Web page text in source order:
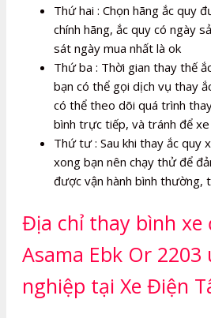
Thứ hai : Chọn hãng ắc quy
chính hãng, ắc quy có ngày
sát ngày mua nhất là ok
Thứ ba : Thời gian thay thế
bạn có thể gọi dịch vụ thay
có thể theo dõi quá trình
bình trực tiếp, và tránh để xe
Thứ tư : Sau khi thay ắc quy
xong bạn nên chạy thử để
được vận hành bình thường,
Địa chỉ thay bình xe
Asama Ebk Or
nghiệp tại Xe Điện